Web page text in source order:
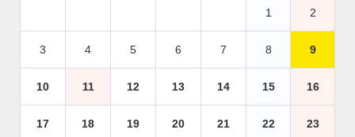
1 2
3 4 5 6 7 8 9
10 11 12 13 14 15 16
17 18 19 20 21 22 23